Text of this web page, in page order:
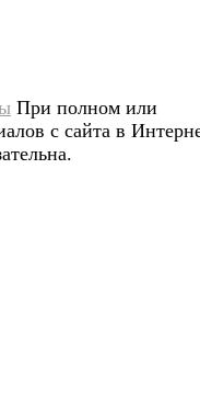
При полном или
с сайта в